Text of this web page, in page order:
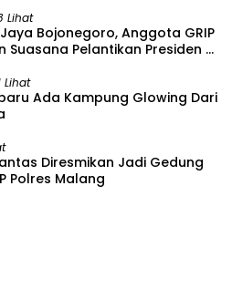
Lihat
Jaya Bojonegoro, Anggota GRIP
Suasana Pelantikan Presiden di
Lihat
Ada Kampung Glowing Dari
Diresmikan Jadi Gedung
Polres Malang